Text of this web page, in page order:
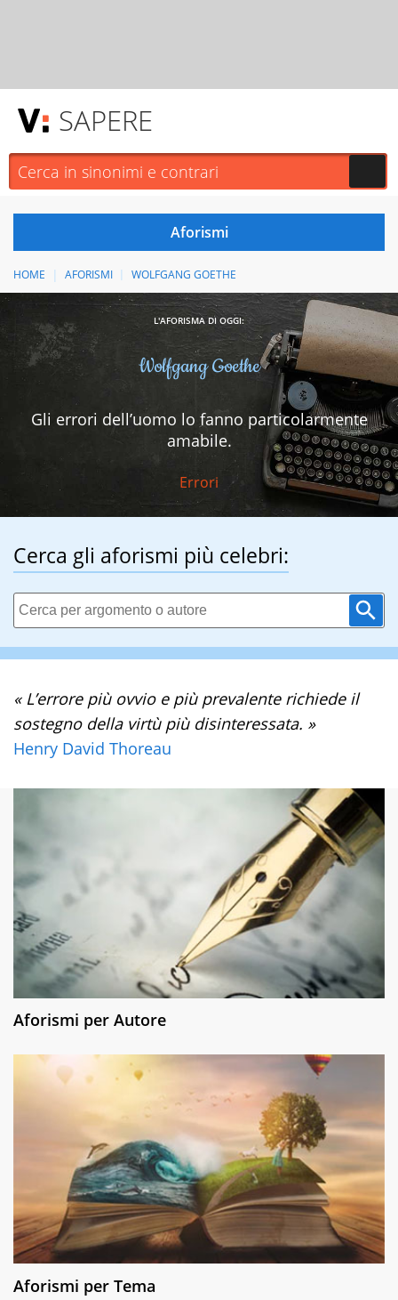
SAPERE
HOME AFORISMI WOLFGANG GOETHE
L'AFORISMA DI OGGI:
Wolfgang Goethe
Gli errori dell’uomo lo fanno particolarmente
amabile.
Errori
Cerca gli aforismi più celebri:
« L’errore più ovvio e più prevalente richiede il
sostegno della virtù più disinteressata. »
Henry David Thoreau
Aforismi per Autore
Aforismi per Tema